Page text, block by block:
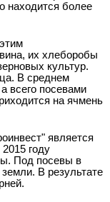
находится более
их хлеборобы
культур.
В среднем
всего посевами
на ячмень
является
году
Под посевы в
В результате